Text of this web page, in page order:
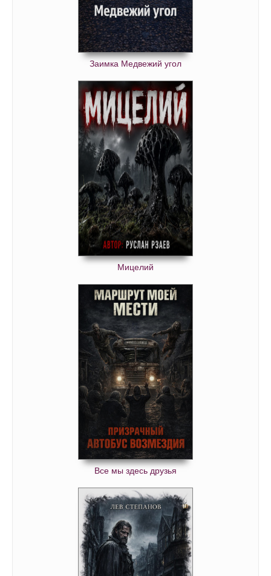
Заимка Медвежий угол
Мицелий
Все мы здесь друзья